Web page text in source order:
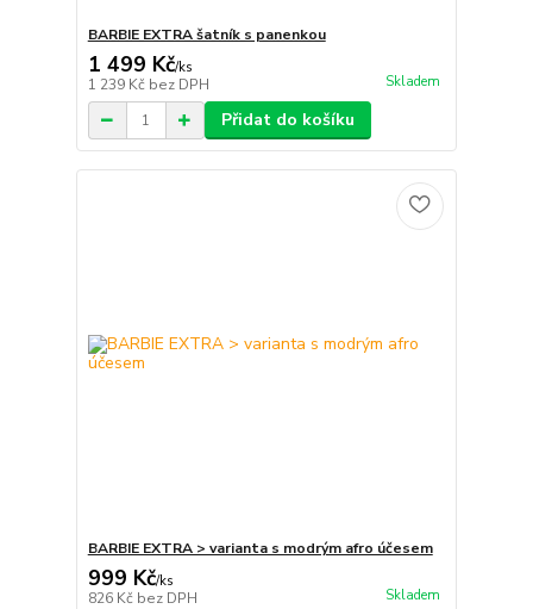
BARBIE EXTRA šatník s panenkou
1 499 Kč/ks
1 239 Kč bez DPH Skladem
Přidat do košíku
BARBIE EXTRA > varianta s modrým afro účesem
999 Kč/ks
826 Kč bez DPH Skladem